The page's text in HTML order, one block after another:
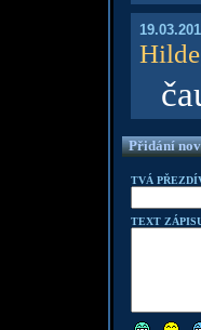
Přidání
TVÁ
TEXT